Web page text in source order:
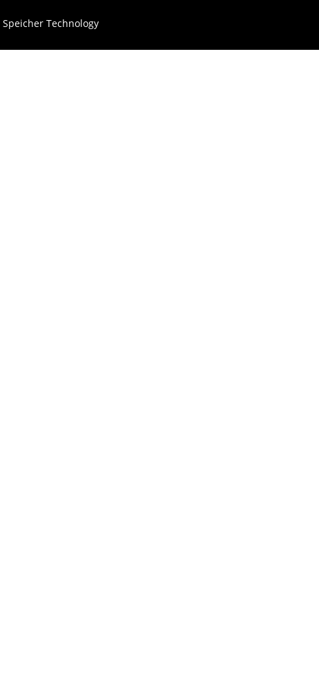
Speicher Technology